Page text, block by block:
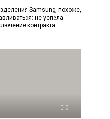
Samsung, похоже,
не успела
контракта
0